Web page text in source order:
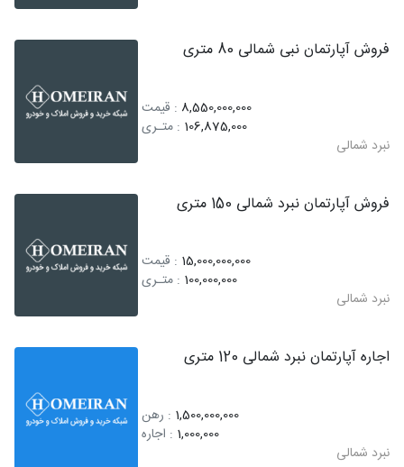
فروش آپارتمان نبی شمالی 80 متری
8,550,000,000 : قیمت
106,875,000 : متـری
نبرد شمالی
فروش آپارتمان نبرد شمالی 150 متری
15,000,000,000 : قیمت
100,000,000 : متـری
نبرد شمالی
اجاره آپارتمان نبرد شمالی 120 متری
1,500,000,000 : رهن
1,000,000 : اجاره
نبرد شمالی